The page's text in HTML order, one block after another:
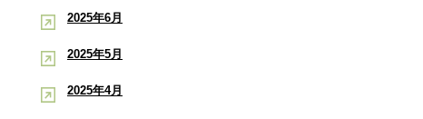
2025年6月
2025年5月
2025年4月